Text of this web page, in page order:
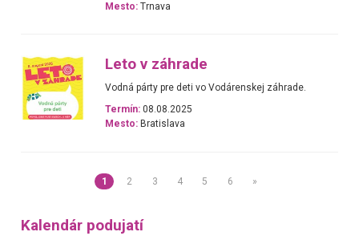
Mesto: Trnava
Leto v záhrade
Vodná párty pre deti vo Vodárenskej záhrade.
Termín: 08.08.2025
Mesto: Bratislava
1 2 3 4 5 6 »
Kalendár podujatí